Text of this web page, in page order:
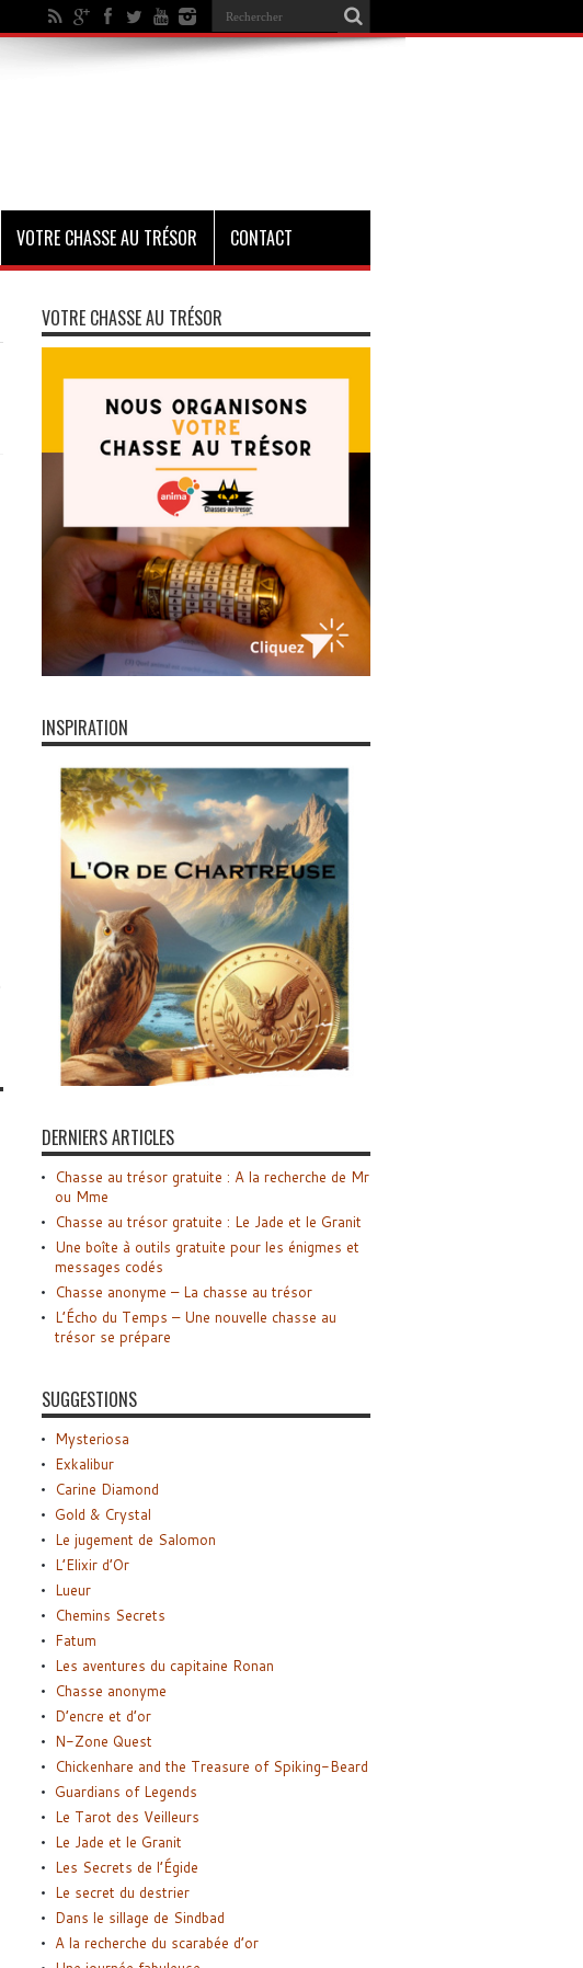
VOTRE CHASSE AU TRÉSOR CONTACT
VOTRE CHASSE AU TRÉSOR
INSPIRATION
DERNIERS ARTICLES
Chasse au trésor gratuite : A la recherche de Mr
ou Mme
Chasse au trésor gratuite : Le Jade et le Granit
Une boîte à outils gratuite pour les énigmes et
messages codés
Chasse anonyme – La chasse au trésor
L’Écho du Temps – Une nouvelle chasse au
trésor se prépare
SUGGESTIONS
Mysteriosa
Exkalibur
Carine Diamond
Gold & Crystal
Le jugement de Salomon
L’Elixir d’Or
Lueur
Chemins Secrets
Fatum
Les aventures du capitaine Ronan
Chasse anonyme
D’encre et d’or
N-Zone Quest
Chickenhare and the Treasure of Spiking-Beard
Guardians of Legends
Le Tarot des Veilleurs
Le Jade et le Granit
Les Secrets de l’Égide
Le secret du destrier
Dans le sillage de Sindbad
A la recherche du scarabée d’or